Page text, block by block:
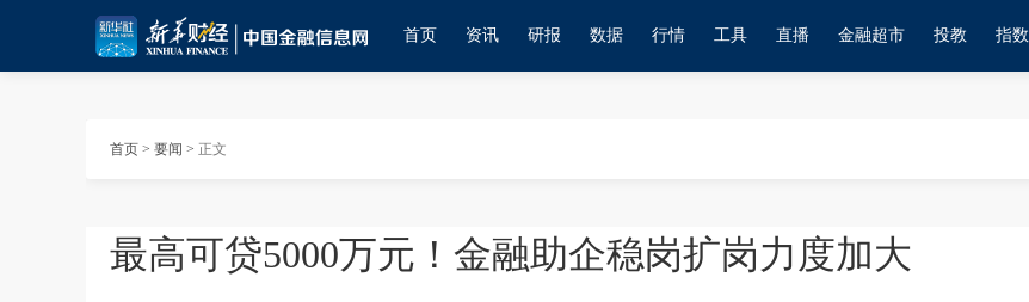
首页 资讯 研报 数据 行情 工具 直播 金融超市 投教 指数
首页 > 要闻 > 正文
最高可贷5000万元！金融助企稳岗扩岗力度加大